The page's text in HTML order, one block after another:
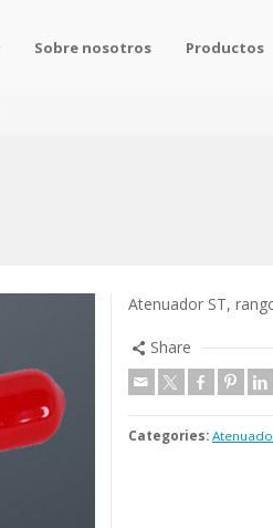
Sobre nosotros Productos
Atenuador ST,
Share
Categories: